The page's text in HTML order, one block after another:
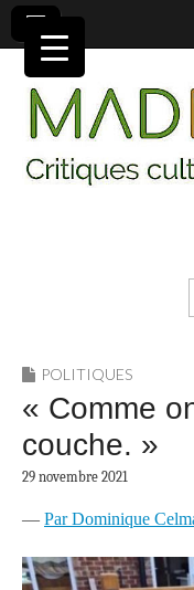
POLITIQUES
« Comme
couche. »
29 novembre 2021
— Par Dominique